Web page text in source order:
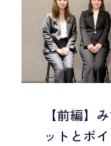
【前編】
ットとボ